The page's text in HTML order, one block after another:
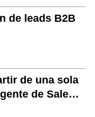
de leads B2B
de una sola
de SaleAI